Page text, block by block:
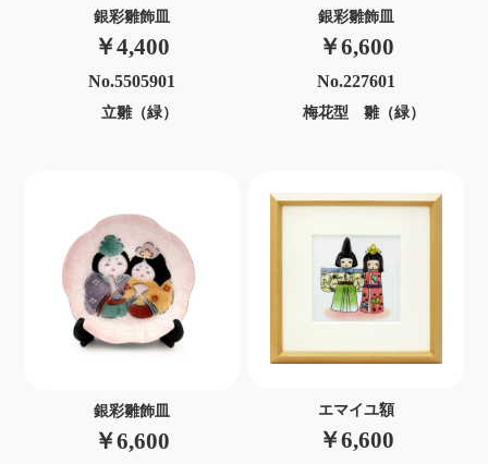
銀彩雛飾皿
￥4,400
No.5505901
立雛（緑）
銀彩雛飾皿
￥6,600
No.227601
梅花型 雛（緑）
銀彩雛飾皿
￥6,600
エマイユ額
￥6,600